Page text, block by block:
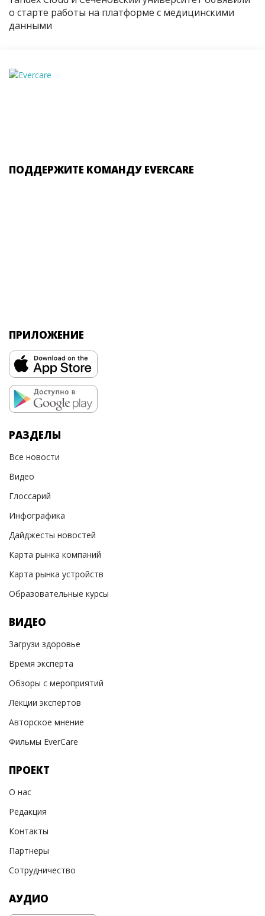
о старте работы на платформе с медицинскими
данными
ПОДДЕРЖИТЕ КОМАНДУ EVERCARE
ПРИЛОЖЕНИЕ
РАЗДЕЛЫ
Все новости
Видео
Глоссарий
Инфографика
Дайджесты новостей
Карта рынка компаний
Карта рынка устройств
Образовательные курсы
ВИДЕО
Загрузи здоровье
Время эксперта
Обзоры с мероприятий
Лекции экспертов
Авторское мнение
Фильмы EverCare
ПРОЕКТ
О нас
Редакция
Контакты
Партнеры
Сотрудничество
АУДИО